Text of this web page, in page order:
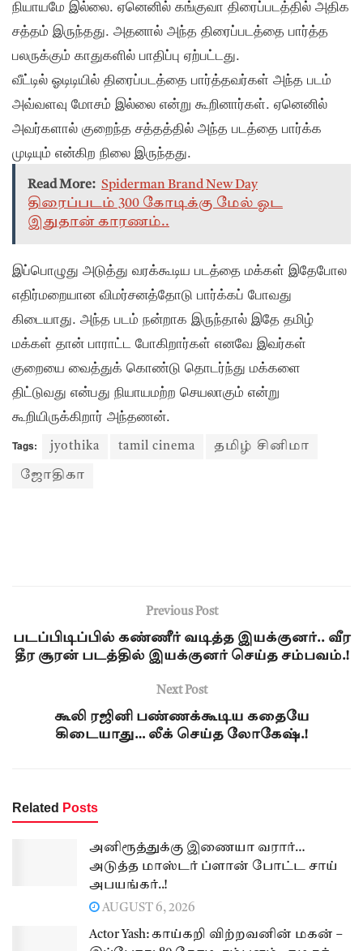
நியாயமே இல்லை. ஏனெனில் கங்குவா திரைப்படத்தில் அதிக
சத்தம் இருந்தது. அதனால் அந்த திரைப்படத்தை பார்த்த
பலருக்கும் காதுகளில் பாதிப்பு ஏற்பட்டது.
வீட்டில் ஓடிடியில் திரைப்படத்தை பார்த்தவர்கள் அந்த படம்
அவ்வளவு மோசம் இல்லை என்று கூறினார்கள். ஏனெனில்
அவர்களால் குறைந்த சத்தத்தில் அந்த படத்தை பார்க்க
முடியும் என்கிற நிலை இருந்தது.
Read More: Spiderman Brand New Day
திரைப்படம் 300 கோடிக்கு மேல் ஓட
இதுதான் காரணம்..
இப்பொழுது அடுத்து வரக்கூடிய படத்தை மக்கள் இதேபோல
எதிர்மறையான விமர்சனத்தோடு பார்க்கப் போவது
கிடையாது. அந்த படம் நன்றாக இருந்தால் இதே தமிழ்
மக்கள் தான் பாராட்ட போகிறார்கள் எனவே இவர்கள்
குறையை வைத்துக் கொண்டு தொடர்ந்து மக்களை
திட்டுவது என்பது நியாயமற்ற செயலாகும் என்று
கூறியிருக்கிறார் அந்தணன்.
Tags: jyothika tamil cinema தமிழ் சினிமா
ஜோதிகா
Previous Post
படப்பிடிப்பில் கண்ணீர் வடித்த இயக்குனர்.. வீர
தீர சூரன் படத்தில் இயக்குனர் செய்த சம்பவம்.!
Next Post
கூலி ரஜினி பண்ணக்கூடிய கதையே
கிடையாது… லீக் செய்த லோகேஷ்.!
Related Posts
அனிரூத்துக்கு இணையா வரார்…
அடுத்த மாஸ்டர் ப்ளான் போட்ட சாய்
அபயங்கர்..!
AUGUST 6, 2026
Actor Yash: காய்கறி விற்றவனின் மகன் –